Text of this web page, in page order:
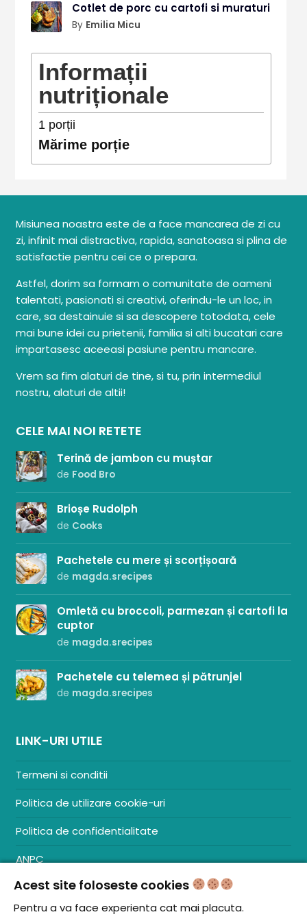
Cotlet de porc cu cartofi si muraturi
By Emilia Micu
Informații
nutriționale
1 porții
Mărime porție
Misiunea noastra este de a face mancarea de zi cu
zi, infinit mai distractiva, rapida, sanatoasa si plina de
satisfactie pentru cei ce o prepara.
Astfel, dorim sa formam o comunitate de oameni
talentati, pasionati si creativi, oferindu-le un loc, in
care, sa destainuie si sa descopere totodata, cele
mai bune idei cu prietenii, familia si alti bucatari care
impartasesc aceeasi pasiune pentru mancare.
Vrem sa fim alaturi de tine, si tu, prin intermediul
nostru, alaturi de altii!
CELE MAI NOI RETETE
Terină de jambon cu muștar
de Food Bro
Brioșe Rudolph
de Cooks
Pachetele cu mere și scorțișoară
de magda.srecipes
Omletă cu broccoli, parmezan și cartofi la
cuptor
de magda.srecipes
Pachetele cu telemea și pătrunjel
de magda.srecipes
LINK-URI UTILE
Termeni si conditii
Politica de utilizare cookie-uri
Politica de confidentialitate
ANPC
Contact
S.C. ZENCOM MEDIA GROUP SRL
Acest site foloseste cookies
Pentru a va face experienta cat mai placuta.